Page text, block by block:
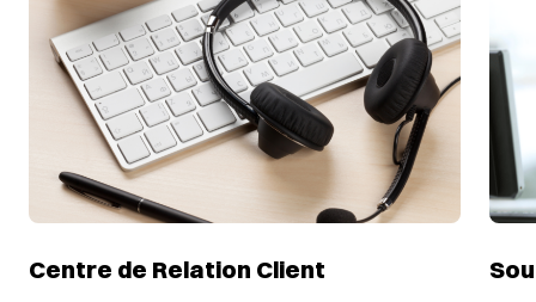
Centre de Relation Client